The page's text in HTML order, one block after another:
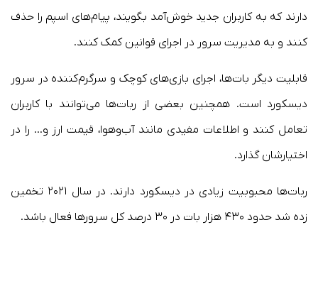
دارند که به کاربران جدید خوش‌آمد بگویند، پیام‌های اسپم را حذف
کنند و به مدیریت سرور در اجرای قوانین کمک کنند.
قابلیت دیگر بات‌ها، اجرای بازی‌های کوچک و سرگرم‌کننده در سرور
دیسکورد است. همچنین بعضی از ربات‌ها می‌توانند با کاربران
تعامل کنند و اطلاعات مفیدی مانند آب‌وهوا، قیمت ارز و… را در
اختیارشان گذارد.
ربات‌ها محبوبیت زیادی در دیسکورد دارند. در سال ۲۰۲۱ تخمین
زده شد حدود ۴۳۰ هزار بات در ۳۰ درصد کل سرورها فعال باشد.